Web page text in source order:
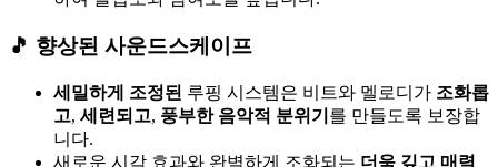
🎵 향상된 사운드스케이프
세밀하게 조정된 루핑 시스템은 비트와 멜로디가 조화롭
고, 세련되고, 풍부한 음악적 분위기 를 만들도록 보장합
니다.
새로운 시각 효과와 완벽하게 조화되는 더욱 깊고 매력